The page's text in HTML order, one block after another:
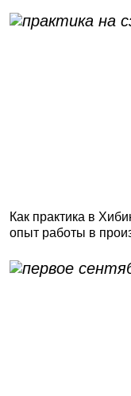
Как практика в
опыт работы в